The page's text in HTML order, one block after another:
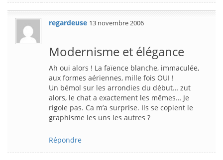
regardeuse 13 novembre 2006
Modernisme et élégance
Ah oui alors ! La faïence blanche, immaculée,
aux formes aériennes, mille fois OUI !
Un bémol sur les arrondies du début… zut
alors, le chat a exactement les mêmes… Je
rigole pas. Ca m’a surprise. Ils se copient le
graphisme les uns les autres ?
Répondre